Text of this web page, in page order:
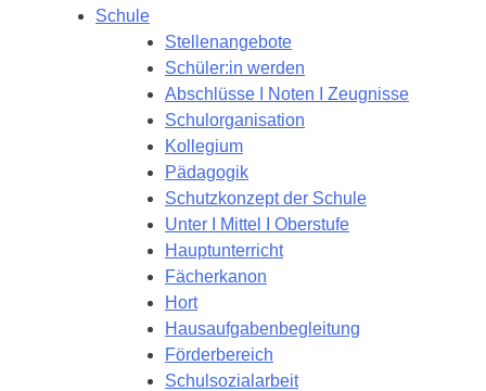
Schule
Stellenangebote
Schüler:in werden
Abschlüsse I Noten I Zeugnisse
Schulorganisation
Kollegium
Pädagogik
Schutzkonzept der Schule
Unter I Mittel I Oberstufe
Hauptunterricht
Fächerkanon
Hort
Hausaufgabenbegleitung
Förderbereich
Schulsozialarbeit